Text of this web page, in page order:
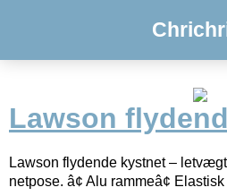
Lawson
Lawson flydende kystnet –
netpose. â¢ Alu rammeâ¢